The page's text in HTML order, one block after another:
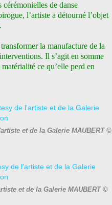
de danse
l’artiste a détourné l’objet
la manufacture de la
Il s’agit en somme
ce qu’elle perd en
et de la Galerie MAUBERT ©
et de la Galerie MAUBERT ©